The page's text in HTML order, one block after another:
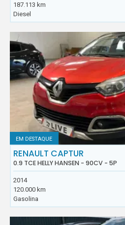
187.113 km
Diesel
EM DESTAQUE
RENAULT CAPTUR
0.9 TCE HELLY HANSEN - 90CV - 5P
2014
120.000 km
Gasolina